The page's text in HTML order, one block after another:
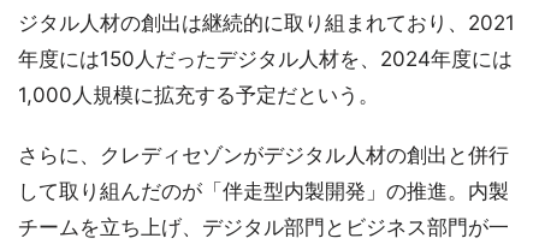
ジタル人材の創出は継続的に取り組まれており、2021
年度には150人だったデジタル人材を、2024年度には
1,000人規模に拡充する予定だという。
さらに、クレディセゾンがデジタル人材の創出と併行
して取り組んだのが「伴走型内製開発」の推進。内製
チームを立ち上げ、デジタル部門とビジネス部門が一